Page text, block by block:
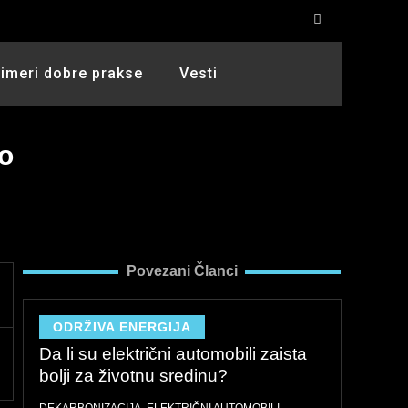
dobre prakse Vesti
Povezani Članci
ODRŽIVA ENERGIJA
Da li su električni automobili zaista
bolji za životnu sredinu?